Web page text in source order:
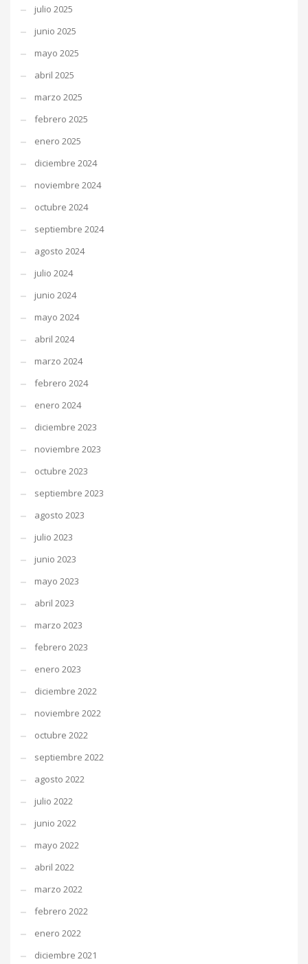
julio 2025
junio 2025
mayo 2025
abril 2025
marzo 2025
febrero 2025
enero 2025
diciembre 2024
noviembre 2024
octubre 2024
septiembre 2024
agosto 2024
julio 2024
junio 2024
mayo 2024
abril 2024
marzo 2024
febrero 2024
enero 2024
diciembre 2023
noviembre 2023
octubre 2023
septiembre 2023
agosto 2023
julio 2023
junio 2023
mayo 2023
abril 2023
marzo 2023
febrero 2023
enero 2023
diciembre 2022
noviembre 2022
octubre 2022
septiembre 2022
agosto 2022
julio 2022
junio 2022
mayo 2022
abril 2022
marzo 2022
febrero 2022
enero 2022
diciembre 2021